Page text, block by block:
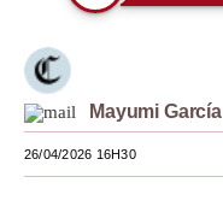
México
España
Internacional
Mayumi García
26/04/2026 16H30